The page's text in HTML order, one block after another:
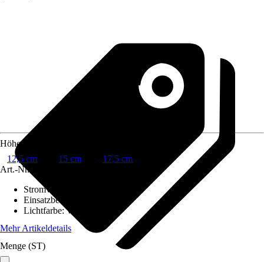
Höhe
12,5 cm
15 cm
17,5 cm
Art.-Nr.
Stromversorgung
Einsatzbereich
Lichtfarbe:Warmweiß
Mehr Artikeldetails
Menge (ST)